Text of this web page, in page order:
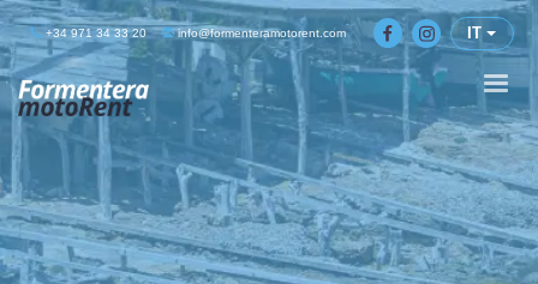
+34 971 34 33 20 info@formenteramotorent.com IT